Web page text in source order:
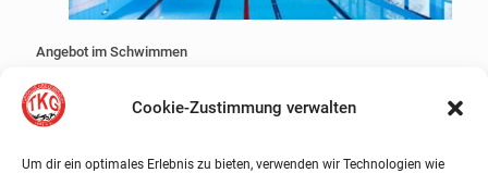
Cookie-Zustimmung verwalten
Um dir ein optimales Erlebnis zu bieten, verwenden wir Technologien wie
Angebot im Schwimmen